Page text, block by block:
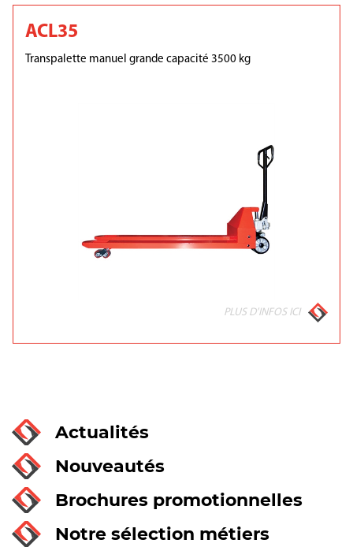
ACL35
Transpalette manuel grande capacité 3500 kg
PLUS D'INFOS ICI
Actualités
Nouveautés
Brochures promotionnelles
Notre sélection métiers